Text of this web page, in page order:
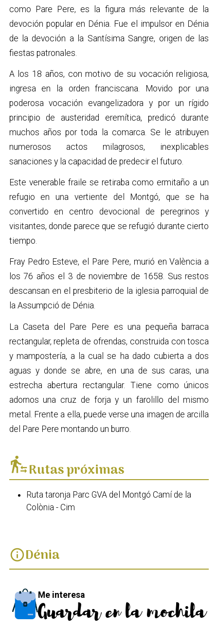
como Pare Pere, es la figura más relevante de la
devoción popular en Dénia. Fue el impulsor en Dénia
de la devoción a la Santísima Sangre, origen de las
fiestas patronales.
A los 18 años, con motivo de su vocación religiosa,
ingresa en la orden franciscana. Movido por una
poderosa vocación evangelizadora y por un rígido
principio de austeridad eremítica, predicó durante
muchos años por toda la comarca. Se le atribuyen
numerosos actos milagrosos, inexplicables
sanaciones y la capacidad de predecir el futuro.
Este venerable fraile se retiraba como ermitaño a un
refugio en una vertiente del Montgó, que se ha
convertido en centro devocional de peregrinos y
visitantes, donde parece que se refugió durante cierto
tiempo.
Fray Pedro Esteve, el Pare Pere, murió en València a
los 76 años el 3 de noviembre de 1658. Sus restos
descansan en el presbiterio de la iglesia parroquial de
la Assumpció de Dénia.
La Caseta del Pare Pere es una pequeña barraca
rectangular, repleta de ofrendas, construida con tosca
y mampostería, a la cual se ha dado cubierta a dos
aguas y donde se abre, en una de sus caras, una
estrecha abertura rectangular. Tiene como únicos
adornos una cruz de forja y un farolillo del mismo
metal. Frente a ella, puede verse una imagen de arcilla
del Pare Pere montando un burro.
transfer_within_a_stationRutas próximas
Ruta taronja Parc GVA del Montgó Camí de la
Colònia - Cim
infoDénia
Me interesa
Guardar en la mochila